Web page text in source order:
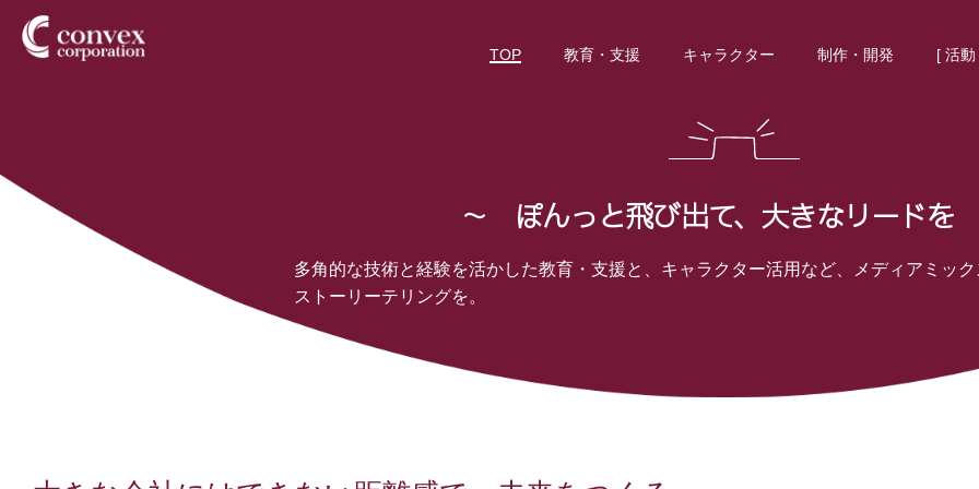
TOP 教育・支援 キャラクター 制作・開発 [ 活動
〜 ぽんっと飛び出て、大きなリード
多角的な技術と経験を活かした教育・支援と、キャラクター活用など、メディアミッ
ストーリーテリングを。